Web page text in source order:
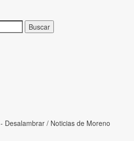
- Desalambrar / Noticias de Moreno